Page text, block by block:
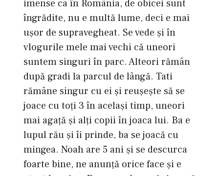
imense ca în România, de obicei sunt
îngrădite, nu e multă lume, deci e mai
ușor de supravegheat. Se vede şi în
vlogurile mele mai vechi că uneori
suntem singuri în parc. Alteori rămân
după gradi la parcul de lângă. Tati
rămâne singur cu ei și reușește să se
joace cu toți 3 în același timp, uneori
mai agaţă și alți copii în joaca lui. Ba e
lupul rău și îi prinde, ba se joacă cu
mingea. Noah are 5 ani și se descurca
foarte bine, ne anunță orice face și e